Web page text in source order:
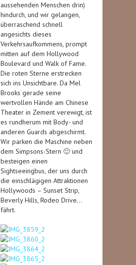
aussehenden Menschen drin)
hindurch, und wir gelangen,
überraschend schnell
angesichts dieses
Verkehrsaufkommens, prompt
mitten auf dem Hollywood
Boulevard und Walk of Fame.
Die roten Sterne erstrecken
sich ins Unsichtbare. Da Mel
Brooks gerade seine
wertvollen Hände am Chinese
Theater in Zement verewigt, ist
es rundherum mit Body- und
anderen Guards abgeschirmt.
Wir parken die Maschine neben
dem Simpsons-Stern 🙂 und
besteigen einen
Sightseeingbus, der uns durch
die einschlägigen Attraktionen
Hollywoods – Sunset Strip,
Beverly Hills, Rodeo Drive…
fährt.